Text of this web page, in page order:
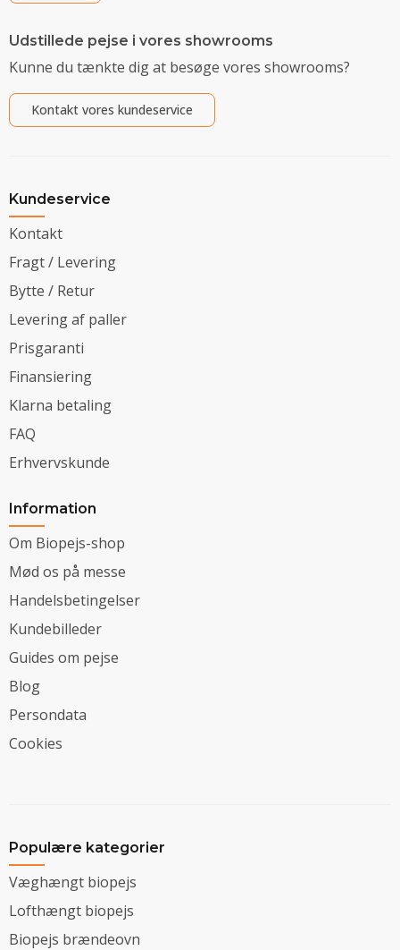
Udstillede pejse i vores showrooms
Kunne du tænkte dig at besøge vores showrooms?
Kontakt vores kundeservice
Kundeservice
Kontakt
Fragt / Levering
Bytte / Retur
Levering af paller
Prisgaranti
Finansiering
Klarna betaling
FAQ
Erhvervskunde
Information
Om Biopejs-shop
Mød os på messe
Handelsbetingelser
Kundebilleder
Guides om pejse
Blog
Persondata
Cookies
Populære kategorier
Væghængt biopejs
Lofthængt biopejs
Biopejs brændeovn